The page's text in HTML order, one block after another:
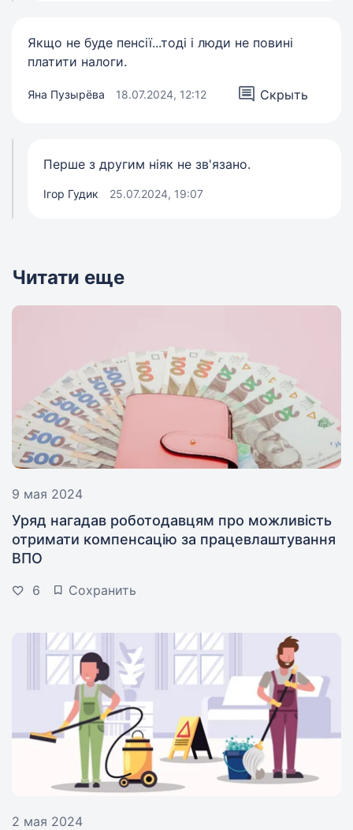
Якщо не буде пенсії...тоді і люди не повині
платити налоги.
Яна Пузырёва 18.07.2024, 12:12 Скрыть
Перше з другим ніяк не зв'язано.
Ігор Гудик 25.07.2024, 19:07
Читати еще
9 мая 2024
Уряд нагадав роботодавцям про можливість
отримати компенсацію за працевлаштування
ВПО
6 Сохранить
2 мая 2024